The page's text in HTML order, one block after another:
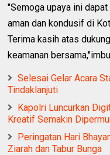
"Semoga upaya ini
aman dan kondusif di
Terima kasih atas
keamanan
Selesai Gelar Acara
Tindaklanjuti
Kapolri Luncurkan
Kreatif Semakin
Peringatan Hari
Ziarah dan Tabur Bunga